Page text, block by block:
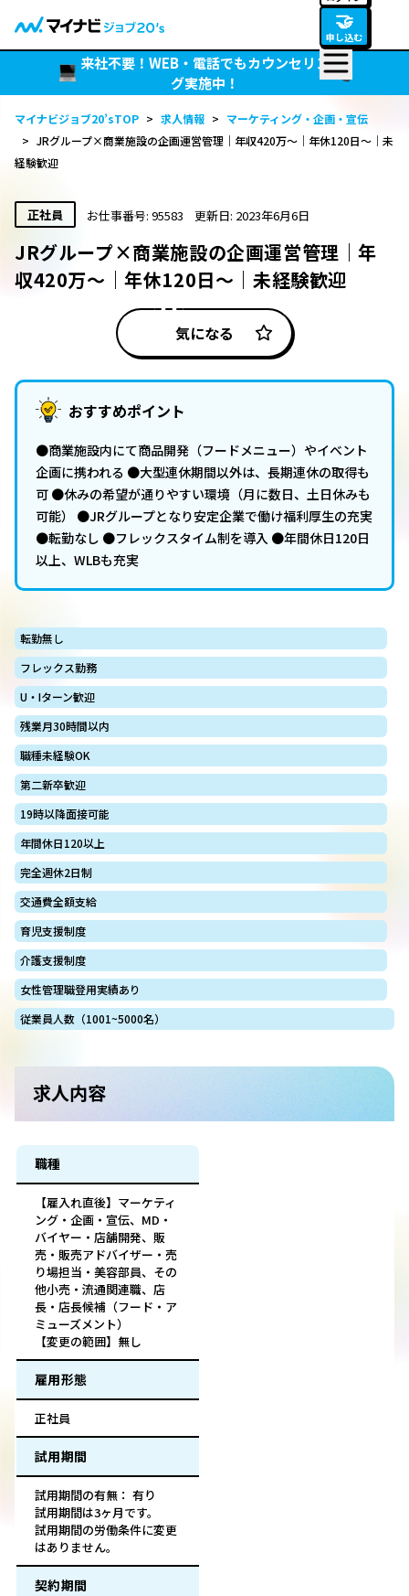
🤝
申し込む
来社不要！WEB・電話でもカウンセリン
グ実施中！
マイナビジョブ20’sTOP > 求人情報 > マーケティング・企画・宣伝
> JRグループ×商業施設の企画運営管理｜年収420万～｜年休120日～｜未
経験歓迎
正社員 お仕事番号: 95583 更新日: 2023年6月6日
JRグループ×商業施設の企画運営管理｜年
収420万～｜年休120日～｜未経験歓迎
気になる
おすすめポイント
●商業施設内にて商品開発（フードメニュー）やイベント
企画に携われる ●大型連休期間以外は、長期連休の取得も
可 ●休みの希望が通りやすい環境（月に数日、土日休みも
可能） ●JRグループとなり安定企業で働け福利厚生の充実
●転勤なし ●フレックスタイム制を導入 ●年間休日120日
以上、WLBも充実
転勤無し
フレックス勤務
U・Iターン歓迎
残業月30時間以内
職種未経験OK
第二新卒歓迎
19時以降面接可能
年間休日120以上
完全週休2日制
交通費全額支給
育児支援制度
介護支援制度
女性管理職登用実績あり
従業員人数（1001~5000名）
求人内容
職種
【雇入れ直後】マーケティ
ング・企画・宣伝、MD・
バイヤー・店舗開発、販
売・販売アドバイザー・売
り場担当・美容部員、その
他小売・流通関連職、店
長・店長候補（フード・ア
ミューズメント）
【変更の範囲】無し
雇用形態
正社員
試用期間
試用期間の有無： 有り
試用期間は3ヶ月です。
試用期間の労働条件に変更
はありません。
契約期間